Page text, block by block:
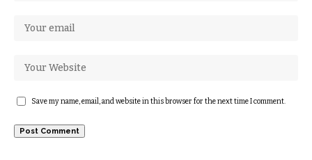
Save my name, email, and website in this browser for the next time I comment.